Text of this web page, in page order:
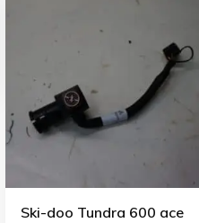
Ski-doo Tundra 600 ace